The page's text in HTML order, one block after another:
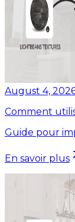
August 4,
Comment
Guide pour
En savoir plus